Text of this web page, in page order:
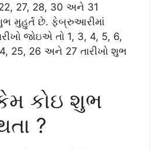
27, 28, 30 અને 31
મુહુર્ત છે. ફેબ્રુઆરીમાં
જોઇએ તો 1, 3, 4, 5, 6,
25, 26 અને 27 તારીખો શુભ
કોઇ શુભ
?